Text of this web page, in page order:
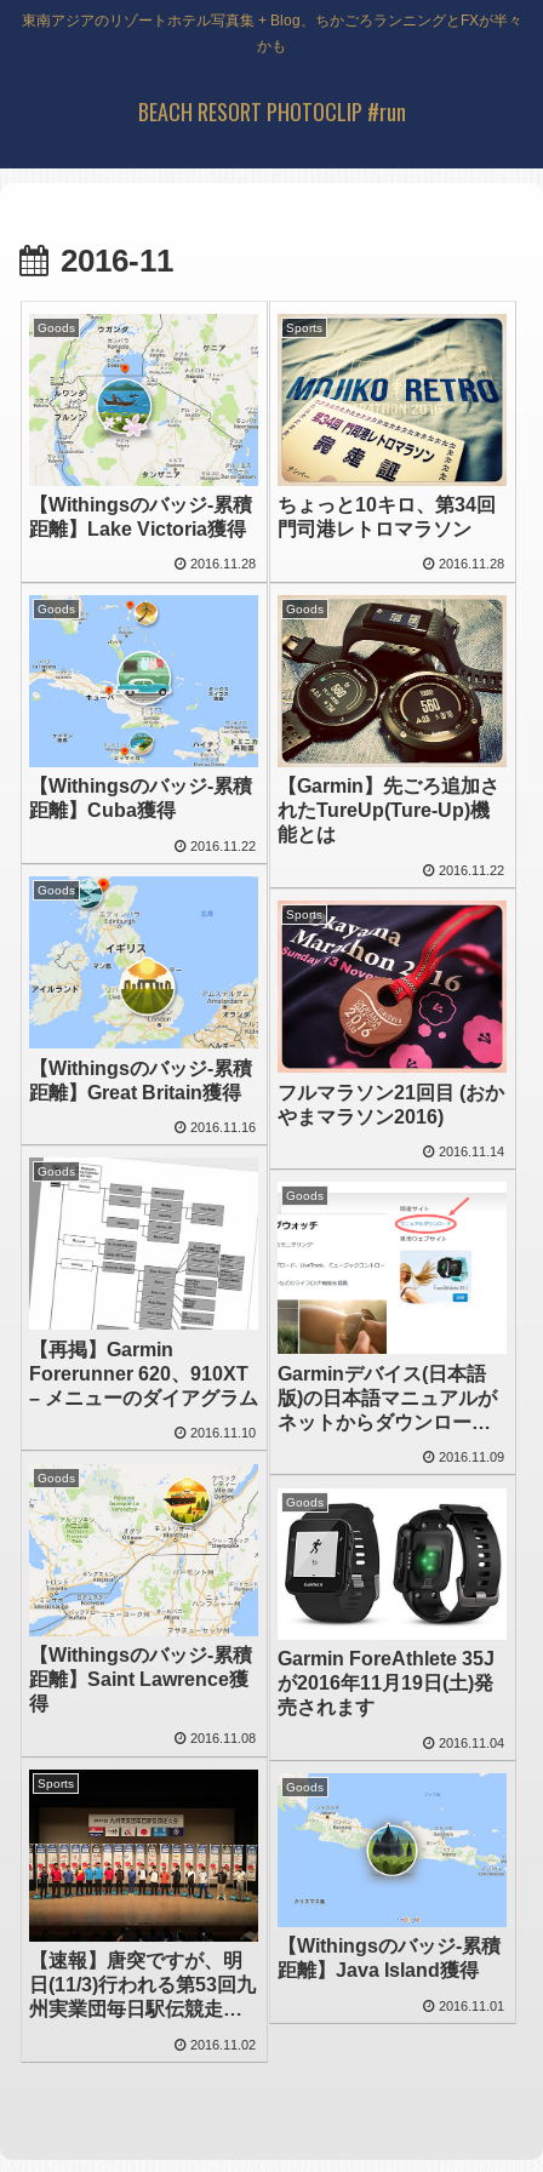
東南アジアのリゾートホテル写真集 + Blog、ちかごろランニングとFXが半々
かも
BEACH RESORT PHOTOCLIP #run
2016-11
Goods
【Withingsのバッジ-累積
距離】Lake Victoria獲得
2016.11.28
Sports
ちょっと10キロ、第34回
門司港レトロマラソン
2016.11.28
Goods
【Withingsのバッジ-累積
距離】Cuba獲得
2016.11.22
Goods
【Garmin】先ごろ追加さ
れたTureUp(Ture-Up)機
能とは
2016.11.22
Goods
【Withingsのバッジ-累積
距離】Great Britain獲得
2016.11.16
Sports
フルマラソン21回目 (おか
やまマラソン2016)
2016.11.14
Goods
【再掲】Garmin
Forerunner 620、910XT
– メニューのダイアグラム
2016.11.10
Goods
Garminデバイス(日本語
版)の日本語マニュアルが
ネットからダウンロード
できるようになりました
2016.11.09
Goods
【Withingsのバッジ-累積
距離】Saint Lawrence獲
得
2016.11.08
Goods
Garmin ForeAthlete 35J
が2016年11月19日(土)発
売されます
2016.11.04
Sports
【速報】唐突ですが、明
日(11/3)行われる第53回九
州実業団毎日駅伝競走大
2016.11.02
Goods
【Withingsのバッジ-累積
距離】Java Island獲得
2016.11.01